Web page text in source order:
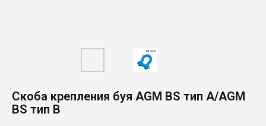
Скоба крепления буя AGM BS тип A/AGM
BS тип B